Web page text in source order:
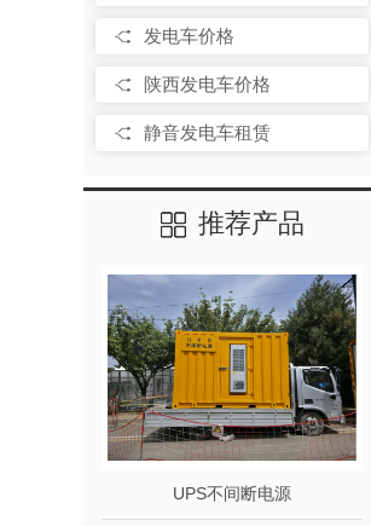
发电车价格
陕西发电车价格
静音发电车租赁
推荐产品
UPS不间断电源